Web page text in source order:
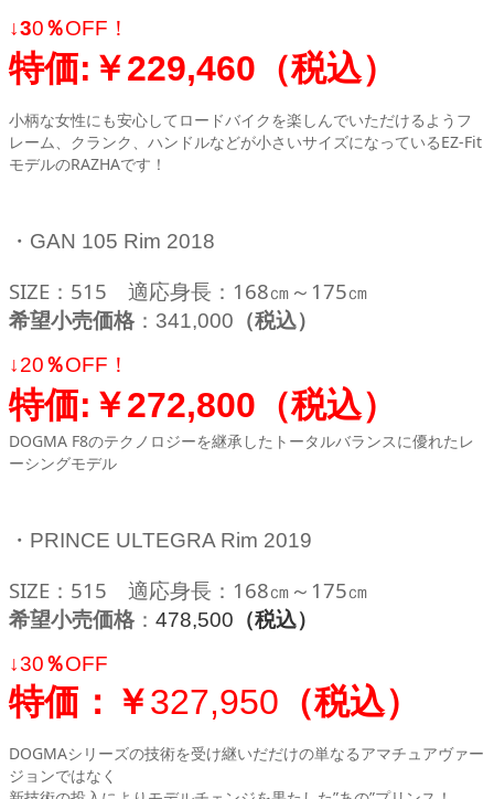
↓30％OFF！
特価:￥229,460（税込）
小柄な女性にも安心してロードバイクを楽しんでいただけるようフ
レーム、クランク、ハンドルなどが小さいサイズになっているEZ-Fit
モデルのRAZHAです！
・GAN 105 Rim 2018
SIZE：515 適応身長：168㎝～175㎝
希望小売価格 ：341,000 （税込）
↓20％OFF！
特価:￥272,800（税込）
DOGMA F8のテクノロジーを継承したトータルバランスに優れたレ
ーシングモデル
・PRINCE ULTEGRA Rim 2019
SIZE：515 適応身長：168㎝～175㎝
希望小売価格 ： 478,500 （税込）
↓30％OFF
特価：￥327,950 （税込）
DOGMAシリーズの技術を受け継いだだけの単なるアマチュアヴァー
ジョンではなく